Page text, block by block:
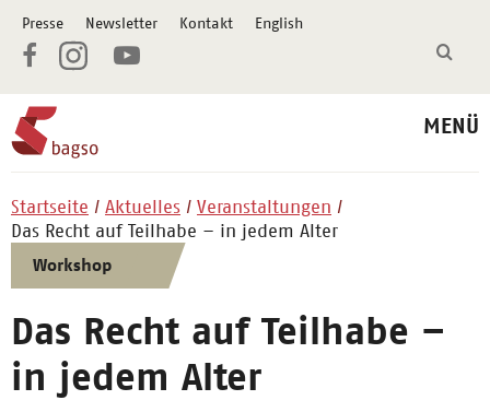
Presse Newsletter Kontakt English
MENÜ
Startseite Aktuelles
Veranstaltungen
Das Recht auf Teilhabe – in jedem Alter
Workshop
Das Recht auf Teilhabe –
in jedem Alter